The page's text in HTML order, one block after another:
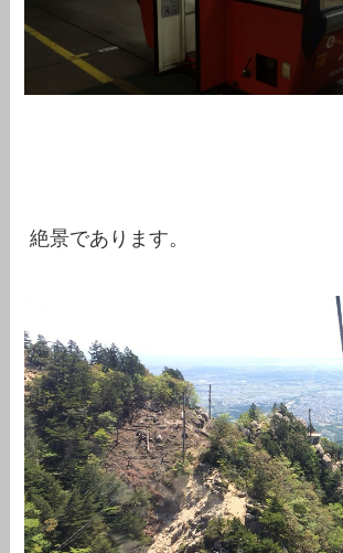
絶景であります。